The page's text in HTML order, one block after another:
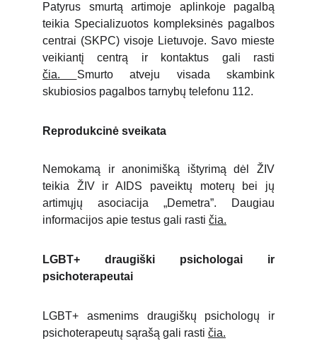
Patyrus smurtą artimoje aplinkoje pagalbą
teikia Specializuotos kompleksinės pagalbos
centrai (SKPC) visoje Lietuvoje. Savo mieste
veikiantį centrą ir kontaktus gali rasti
čia.
Smurto atveju visada skambink
skubiosios pagalbos tarnybų telefonu 112.
Reprodukcinė sveikata
Nemokamą ir anonimišką ištyrimą dėl ŽIV
teikia ŽIV ir AIDS paveiktų moterų bei jų
artimųjų asociacija „Demetra”. Daugiau
informacijos apie testus gali rasti čia.
LGBT+ draugiški psichologai ir
psichoterapeutai
LGBT+ asmenims draugiškų psichologų ir
psichoterapeutų sąrašą gali rasti čia.